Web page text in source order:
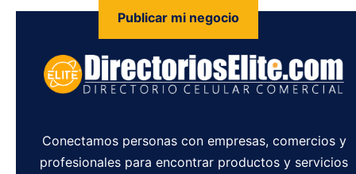
Publicar mi negocio
Conectamos personas con empresas, comercios y
profesionales para encontrar productos y servicios